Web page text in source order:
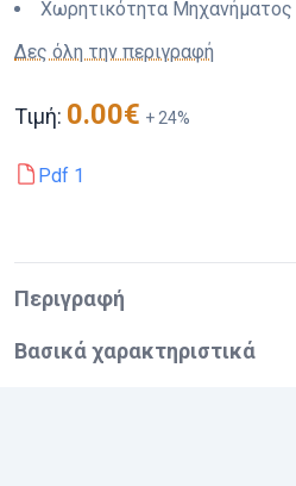
Χωρητικότητα Μηχανήματος
Δες όλη την περιγραφή
Τιμή: 0.00€ +24%
Pdf 1
Περιγραφή
Βασικά χαρακτηριστικά